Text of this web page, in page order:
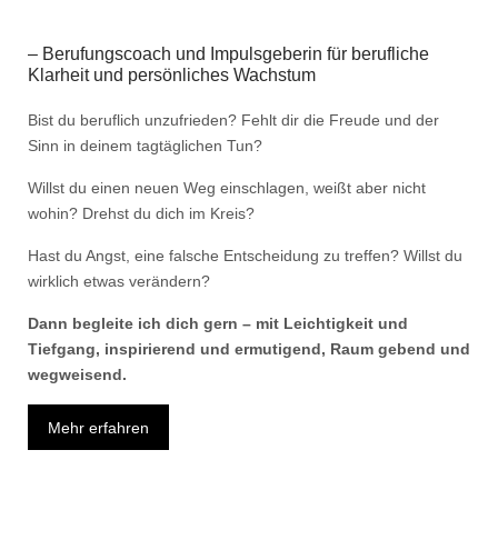
– Berufungscoach und Impulsgeberin für berufliche
Klarheit und persönliches Wachstum
Bist du beruflich unzufrieden? Fehlt dir die Freude und der
Sinn in deinem tagtäglichen Tun?
Willst du einen neuen Weg einschlagen, weißt aber nicht
wohin? Drehst du dich im Kreis?
Hast du Angst, eine falsche Entscheidung zu treffen? Willst du
wirklich etwas verändern?
Dann begleite ich dich gern – mit Leichtigkeit und
Tiefgang, inspirierend und ermutigend, Raum gebend und
wegweisend.
Mehr erfahren